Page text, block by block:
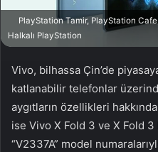
PlayStation Tamir, PlayStation
Halkalı PlayStation
Vivo, bilhassa Çin’de
katlanabilir telefonlar
aygıtların özellikleri
ise Vivo X Fold 3 ve X Fold
“V2337A” model